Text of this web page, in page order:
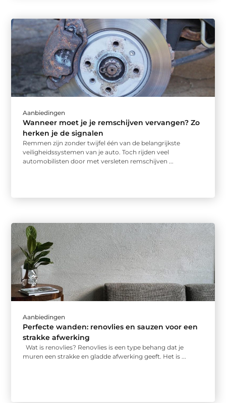
Aanbiedingen
Wanneer moet je je remschijven vervangen? Zo
herken je de signalen
Remmen zijn zonder twijfel één van de belangrijkste
veiligheidssystemen van je auto. Toch rijden veel
automobilisten door met versleten remschijven ...
Aanbiedingen
Perfecte wanden: renovlies en sauzen voor een
strakke afwerking
Wat is renovlies? Renovlies is een type behang dat je
muren een strakke en gladde afwerking geeft. Het is ...